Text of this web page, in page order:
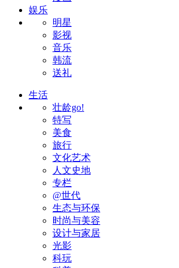
娱乐
明星
影视
音乐
韩流
送礼
生活
壮龄go!
特写
美食
旅行
文化艺术
人文史地
专栏
@世代
生态与环保
时尚与美容
设计与家居
光影
科玩